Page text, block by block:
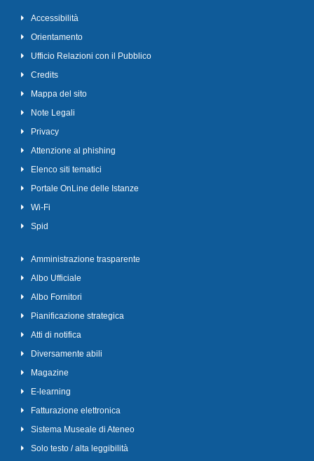
Accessibilità
Orientamento
Ufficio Relazioni con il Pubblico
Credits
Mappa del sito
Note Legali
Privacy
Attenzione al phishing
Elenco siti tematici
Portale OnLine delle Istanze
Wi-Fi
Spid
Amministrazione trasparente
Albo Ufficiale
Albo Fornitori
Pianificazione strategica
Atti di notifica
Diversamente abili
Magazine
E-learning
Fatturazione elettronica
Sistema Museale di Ateneo
Solo testo / alta leggibilità